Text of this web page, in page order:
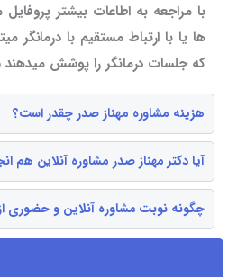
با مراجعه به اطاعات بیشتر
ها یا با ارتباط مستقیم با درمانگر
که جلسات درمانگر را پوشش میدهند
هزینه مشاوره مهناز صدر چقدر است؟
آیا دکتر مهناز صدر مشاوره آنلاین هم
چگونه نوبت مشاوره آنلاین و حضوری